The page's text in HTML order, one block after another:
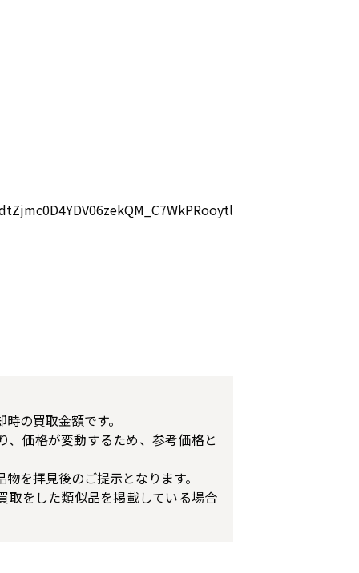
の買取金額です。
、価格が変動するため、参考価格と
を拝見後のご提示となります。
取をした類似品を掲載している場合